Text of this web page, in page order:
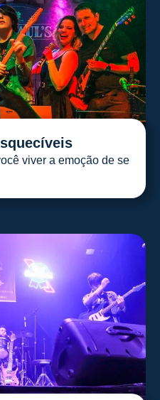
viver a emoção de se